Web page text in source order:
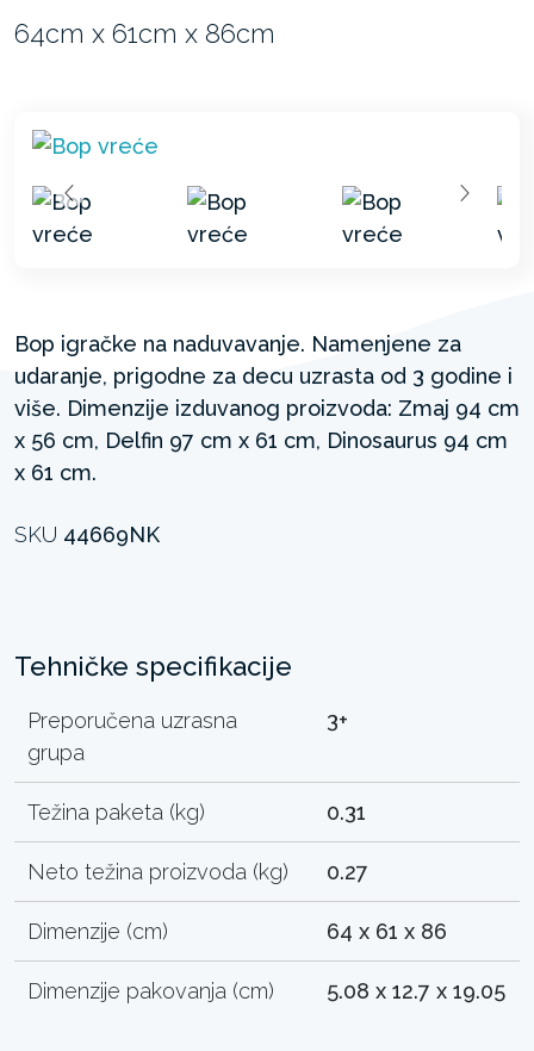
64cm x 61cm x 86cm
Bop igračke na naduvavanje. Namenjene za
udaranje, prigodne za decu uzrasta od 3 godine i
više. Dimenzije izduvanog proizvoda: Zmaj 94 cm
x 56 cm, Delfin 97 cm x 61 cm, Dinosaurus 94 cm
x 61 cm.
SKU 44669NK
Tehničke specifikacije
Preporučena uzrasna
grupa
3+
Težina paketa (kg) 0.31
Neto težina proizvoda (kg) 0.27
Dimenzije (cm) 64 x 61 x 86
Dimenzije pakovanja (cm) 5.08 x 12.7 x 19.05